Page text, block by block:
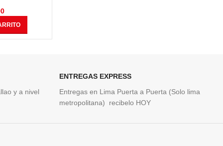
y a nivel
ENTREGAS EXPRESS
Entregas en Lima Puerta a Puerta (Solo lima
metropolitana) recibelo HOY